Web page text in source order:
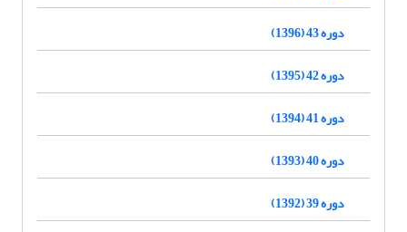
دوره 43 (1396)
دوره 42 (1395)
دوره 41 (1394)
دوره 40 (1393)
دوره 39 (1392)